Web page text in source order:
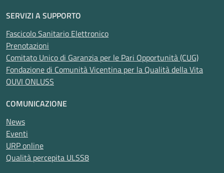
SERVIZI A SUPPORTO
Fascicolo Sanitario Elettronico
Prenotazioni
Comitato Unico di Garanzia per le Pari Opportunità (CUG)
Fondazione di Comunità Vicentina per la Qualità della Vita
OUVI ONLUSS
COMUNICAZIONE
News
Eventi
URP online
Qualità percepita ULSS8